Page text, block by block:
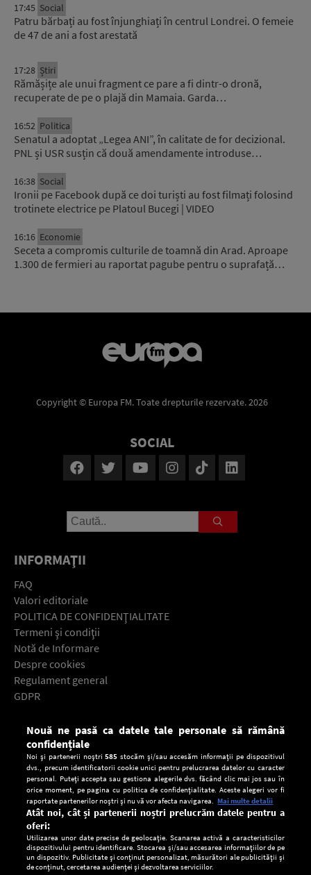
17:45 Social
Patru bărbați au fost înjunghiați în centrul Londrei. O femeie
de 47 de ani a fost arestată
17:28 Știri
Rămășițe ale unui fragment ce pare a fi dintr-o dronă,
recuperate de pe o plajă din Mamaia. Garda…
16:52 Politica
Senatul a adoptat „Legea ANI”, în calitate de for decizional.
PNL și USR susțin că două amendamente introduse…
16:38 Social
Ironii pe Facebook după ce doi turiști au fost filmați folosind
trotinete electrice pe Platoul Bucegi | VIDEO
16:16 Economie
Seceta a compromis culturile de toamnă din Arad. Aproape
1.300 de fermieri au raportat pagube pentru o suprafață…
Copyright © Europa FM. Toate drepturile rezervate. 2026
SOCIAL
INFORMAŢII
FAQ
Valori editoriale
POLITICA DE CONFIDENŢIALITATE
Termeni şi condiţii
Notă de Informare
Despre cookies
Regulament general
GDPR
Descarcă gratuit aplicaţia Europa FM pentru smartphone:
Nouă ne pasă ca datele tale personale să rămână
confidențiale
Noi și partenerii noștri585 stocăm și/sau accesăm informații pe dispozitivul
dvs., precum identificatorii cookie unici pentru prelucrarea datelor cu caracter
personal. Puteți accepta sau gestiona alegerile dvs. făcând clic mai jos sau în
orice moment, pe pagina cu politica de confidențialitate. Aceste alegeri vor fi
raportate partenerilor noștri și nu vă vor afecta navigarea. Mai multe detalii
Atât noi, cât și partenerii noștri prelucrăm datele pentru a
oferi:
Utilizarea unor date precise de geolocație. Scanarea activă a caracteristicilor
dispozitivului pentru identificare. Stocarea și/sau accesarea informațiilor de pe
un dispozitiv. Publicitate și conținut personalizat, măsurători ale publicității și
de conținut, cercetarea audienței și dezvoltarea serviciilor.